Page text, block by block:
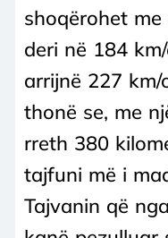
shoqërohet
deri në 184
arrijnë 227
thonë se, me
rreth 380
tajfuni më i
Tajvanin që